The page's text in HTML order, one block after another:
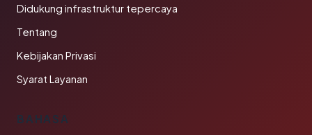
Didukung infrastruktur tepercaya
Tentang
Kebijakan Privasi
Syarat Layanan
BAHASA